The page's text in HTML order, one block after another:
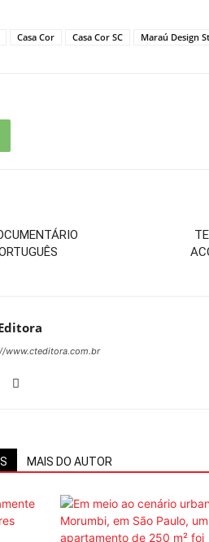
Casa Cor Casa Cor SC Maraú Design
www.cteditora.com.br
MAIS DO AUTOR